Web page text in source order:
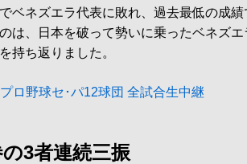
ベネズエラ代表に敗れ、過去最低の成
は、日本を破って勢いに乗ったベネズ
持ち返りました。
ロ野球セ･パ12球団 全試合生中継
3者連続三振